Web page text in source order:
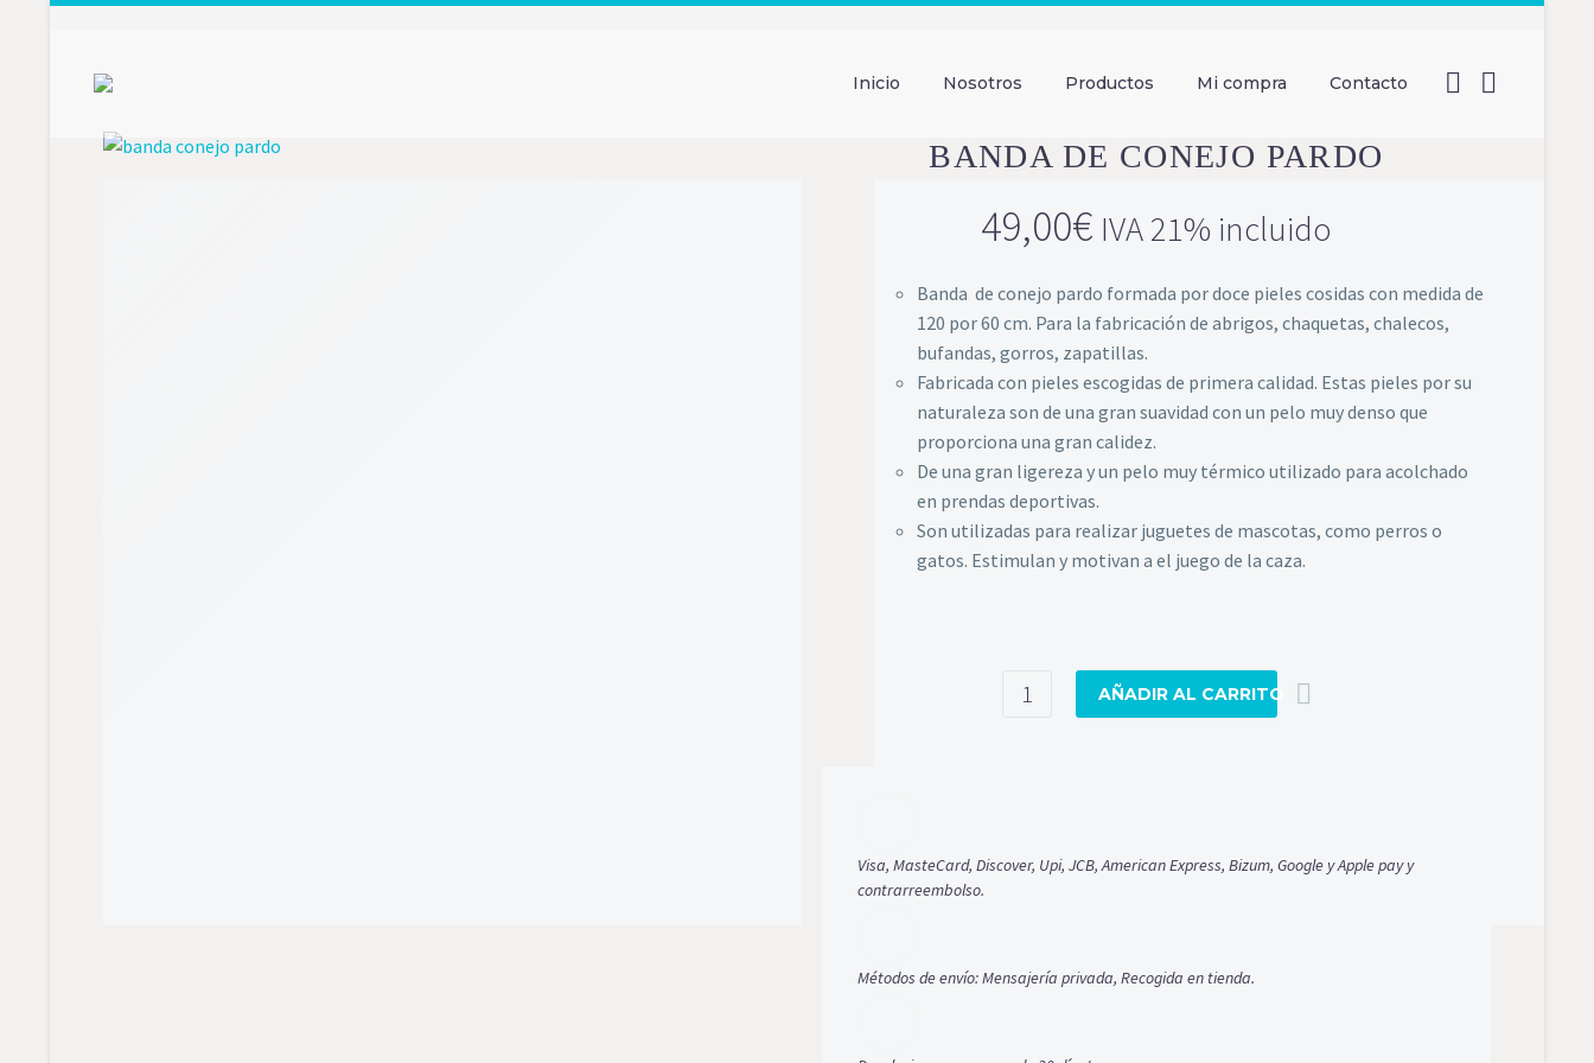
Inicio Nosotros Productos Mi compra Contacto
BANDA DE CONEJO PARDO
49,00€ IVA 21% incluido
Banda de conejo pardo formada por doce pieles cosidas con medida de
120 por 60 cm. Para la fabricación de abrigos, chaquetas, chalecos,
bufandas, gorros, zapatillas.
Fabricada con pieles escogidas de primera calidad. Estas pieles por su
naturaleza son de una gran suavidad con un pelo muy denso que
proporciona una gran calidez.
De una gran ligereza y un pelo muy térmico utilizado para acolchado
en prendas deportivas.
Son utilizadas para realizar juguetes de mascotas, como perros o
gatos. Estimulan y motivan a el juego de la caza.
Banda
AÑADIR AL CARRITO
Visa, MasteCard, Discover, Upi, JCB, American Express, Bizum, Google y Apple pay y
contrarreembolso.
Métodos de envío: Mensajería privada, Recogida en tienda.